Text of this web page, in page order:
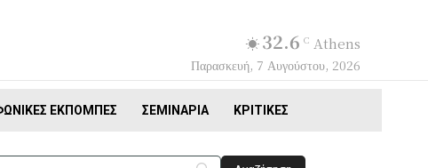
32.6 C Athens
Παρασκευή, 7 Αυγούστου, 2026
ΕΚΠΟΜΠΈΣ ΣΕΜΙΝΆΡΙΑ ΚΡΙΤΙΚΈΣ